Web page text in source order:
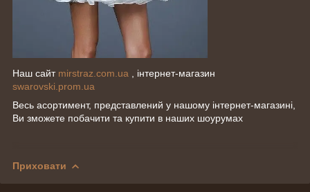
Наш сайт mirstraz.com.ua , інтернет-магазин
swarovski.prom.ua
Весь асортимент, представлений у нашому інтернет-магазині,
Ви зможете побачити та купити в наших шоурумах
Приховати